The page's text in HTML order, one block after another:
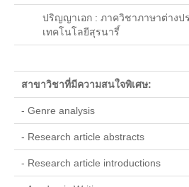
หลักสูตรสาธารณสุขศาสตรบัณฑิต
หลักสูตรศิลปศาสตรบัณฑิต
บริการการศึกษา
Elearning
ประกาศ/ระเบียบข้อบังคับ
ปริญญาเอก : ภาควิชาภาษาต่างป
เทคโนโลยีสุรนารี์
สาขาวิชาที่มีความสนใจพิเศษ:
- Genre analysis
- Research article abstracts
- Research article introductions